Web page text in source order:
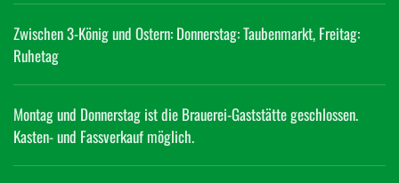
Zwischen 3-König und Ostern: Donnerstag: Taubenmarkt, Freitag:
Ruhetag
Montag und Donnerstag ist die Brauerei-Gaststätte geschlossen.
Kasten- und Fassverkauf möglich.